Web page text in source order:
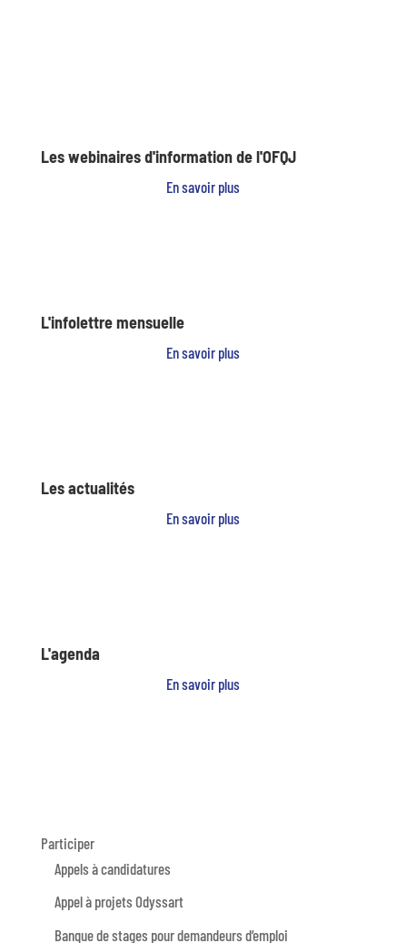
Les webinaires d'information de l'OFQJ
En savoir plus
L'infolettre mensuelle
En savoir plus
Les actualités
En savoir plus
L'agenda
En savoir plus
Participer
Appels à candidatures
Appel à projets Odyssart
Banque de stages pour demandeurs d’emploi